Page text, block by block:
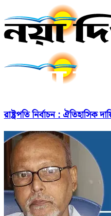
রাষ্ট্রপতি নির্বাচন : ঐতিহাসিক